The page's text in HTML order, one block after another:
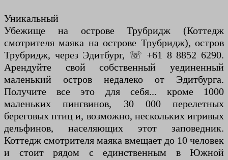
Уникальный
Убежище на острове Трубридж (Коттедж
смотрителя маяка на острове Трубридж), остров
Трубридж, через Эдитбург, ☏ +61 8 8852 6290.
Арендуйте свой собственный уединенный
маленький остров недалеко от Эдитбурга.
Получите все это для себя... кроме 1000
маленьких пингвинов, 30 000 перелетных
береговых птиц и, возможно, нескольких игривых
дельфинов, населяющих этот заповедник.
Коттедж смотрителя маяка вмещает до 10 человек
и стоит рядом с единственным в Южной